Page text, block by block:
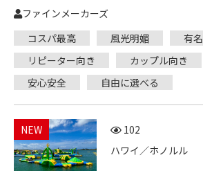
ファインメーカーズ
コスパ最高
風光明媚
有名
リピーター向き
カップル向き
安心安全
自由に選べる
NEW
102
ハワイ／ホノルル